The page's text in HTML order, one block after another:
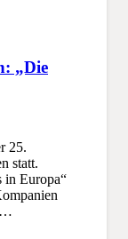
„Die
25.
statt.
Europa“